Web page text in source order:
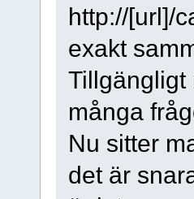
http://[url]/
exakt
Tillgängligt
många
Nu sitter
det är